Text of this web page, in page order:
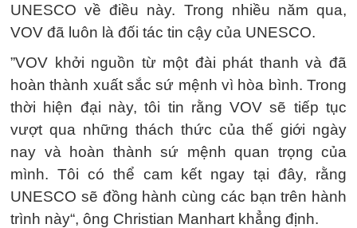
UNESCO về điều này. Trong nhiều năm qua,
VOV đã luôn là đối tác tin cậy của UNESCO.
”VOV khởi nguồn từ một đài phát thanh và đã
hoàn thành xuất sắc sứ mệnh vì hòa bình. Trong
thời hiện đại này, tôi tin rằng VOV sẽ tiếp tục
vượt qua những thách thức của thế giới ngày
nay và hoàn thành sứ mệnh quan trọng của
mình. Tôi có thể cam kết ngay tại đây, rằng
UNESCO sẽ đồng hành cùng các bạn trên hành
trình này“, ông Christian Manhart khẳng định.